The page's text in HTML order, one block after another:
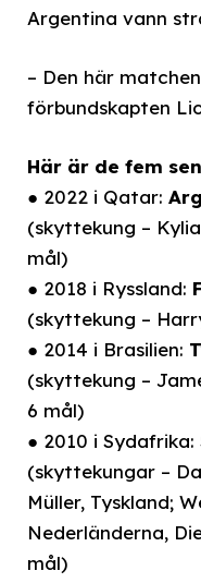
Argentina vann
– Den här
förbundskapten
Här är de fem
● 2022 i Qatar:
(skyttekung –
mål)
● 2018 i Ryssland:
(skyttekung –
● 2014 i Brasilien:
(skyttekung –
6 mål)
● 2010 i Sydafrika:
(skyttekungar –
Müller, Tyskland;
Nederländerna,
mål)